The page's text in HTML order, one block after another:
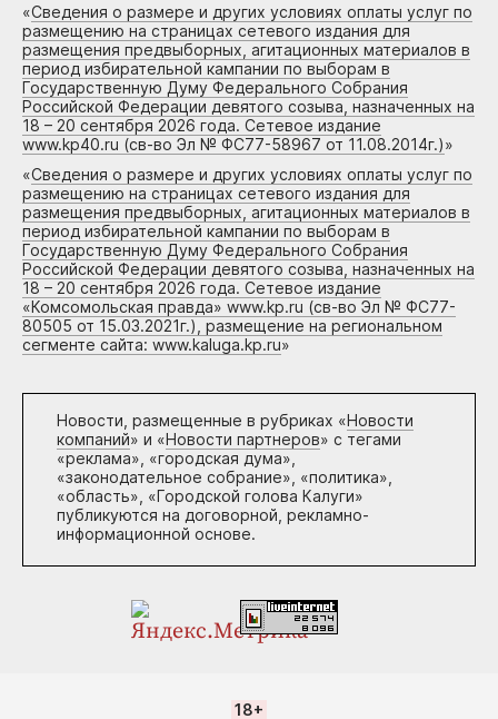
«Сведения о размере и других условиях оплаты услуг по
размещению на страницах сетевого издания для
размещения предвыборных, агитационных материалов в
период избирательной кампании по выборам в
Государственную Думу Федерального Собрания
Российской Федерации девятого созыва, назначенных на
18 – 20 сентября 2026 года. Сетевое издание
www.kp40.ru (св-во Эл № ФС77-58967 от 11.08.2014г.)»
«Сведения о размере и других условиях оплаты услуг по
размещению на страницах сетевого издания для
размещения предвыборных, агитационных материалов в
период избирательной кампании по выборам в
Государственную Думу Федерального Собрания
Российской Федерации девятого созыва, назначенных на
18 – 20 сентября 2026 года. Сетевое издание
«Комсомольская правда» www.kp.ru (св-во Эл № ФС77-
80505 от 15.03.2021г.), размещение на региональном
сегменте сайта: www.kaluga.kp.ru»
Новости, размещенные в рубриках «Новости
компаний» и «Новости партнеров» с тегами
«реклама», «городская дума»,
«законодательное собрание», «политика»,
«область», «Городской голова Калуги»
публикуются на договорной, рекламно-
информационной основе.
18+